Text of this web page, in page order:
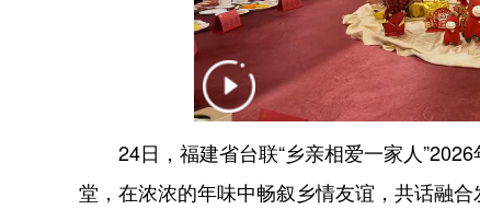
24日，福建省台联“乡亲相爱一家人”2026
堂，在浓浓的年味中畅叙乡情友谊，共话融合